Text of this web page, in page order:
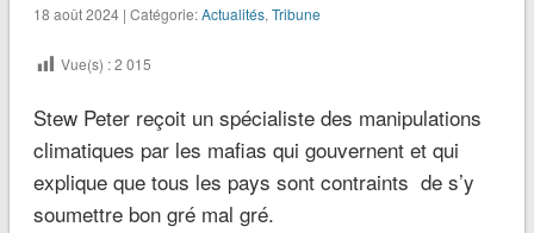
18 août 2024 | Catégorie:Actualités, Tribune
Vue(s) :2 015
Stew Peter reçoit un spécialiste des manipulations
climatiques par les mafias qui gouvernent et qui
explique que tous les pays sont contraints de s’y
soumettre bon gré mal gré.